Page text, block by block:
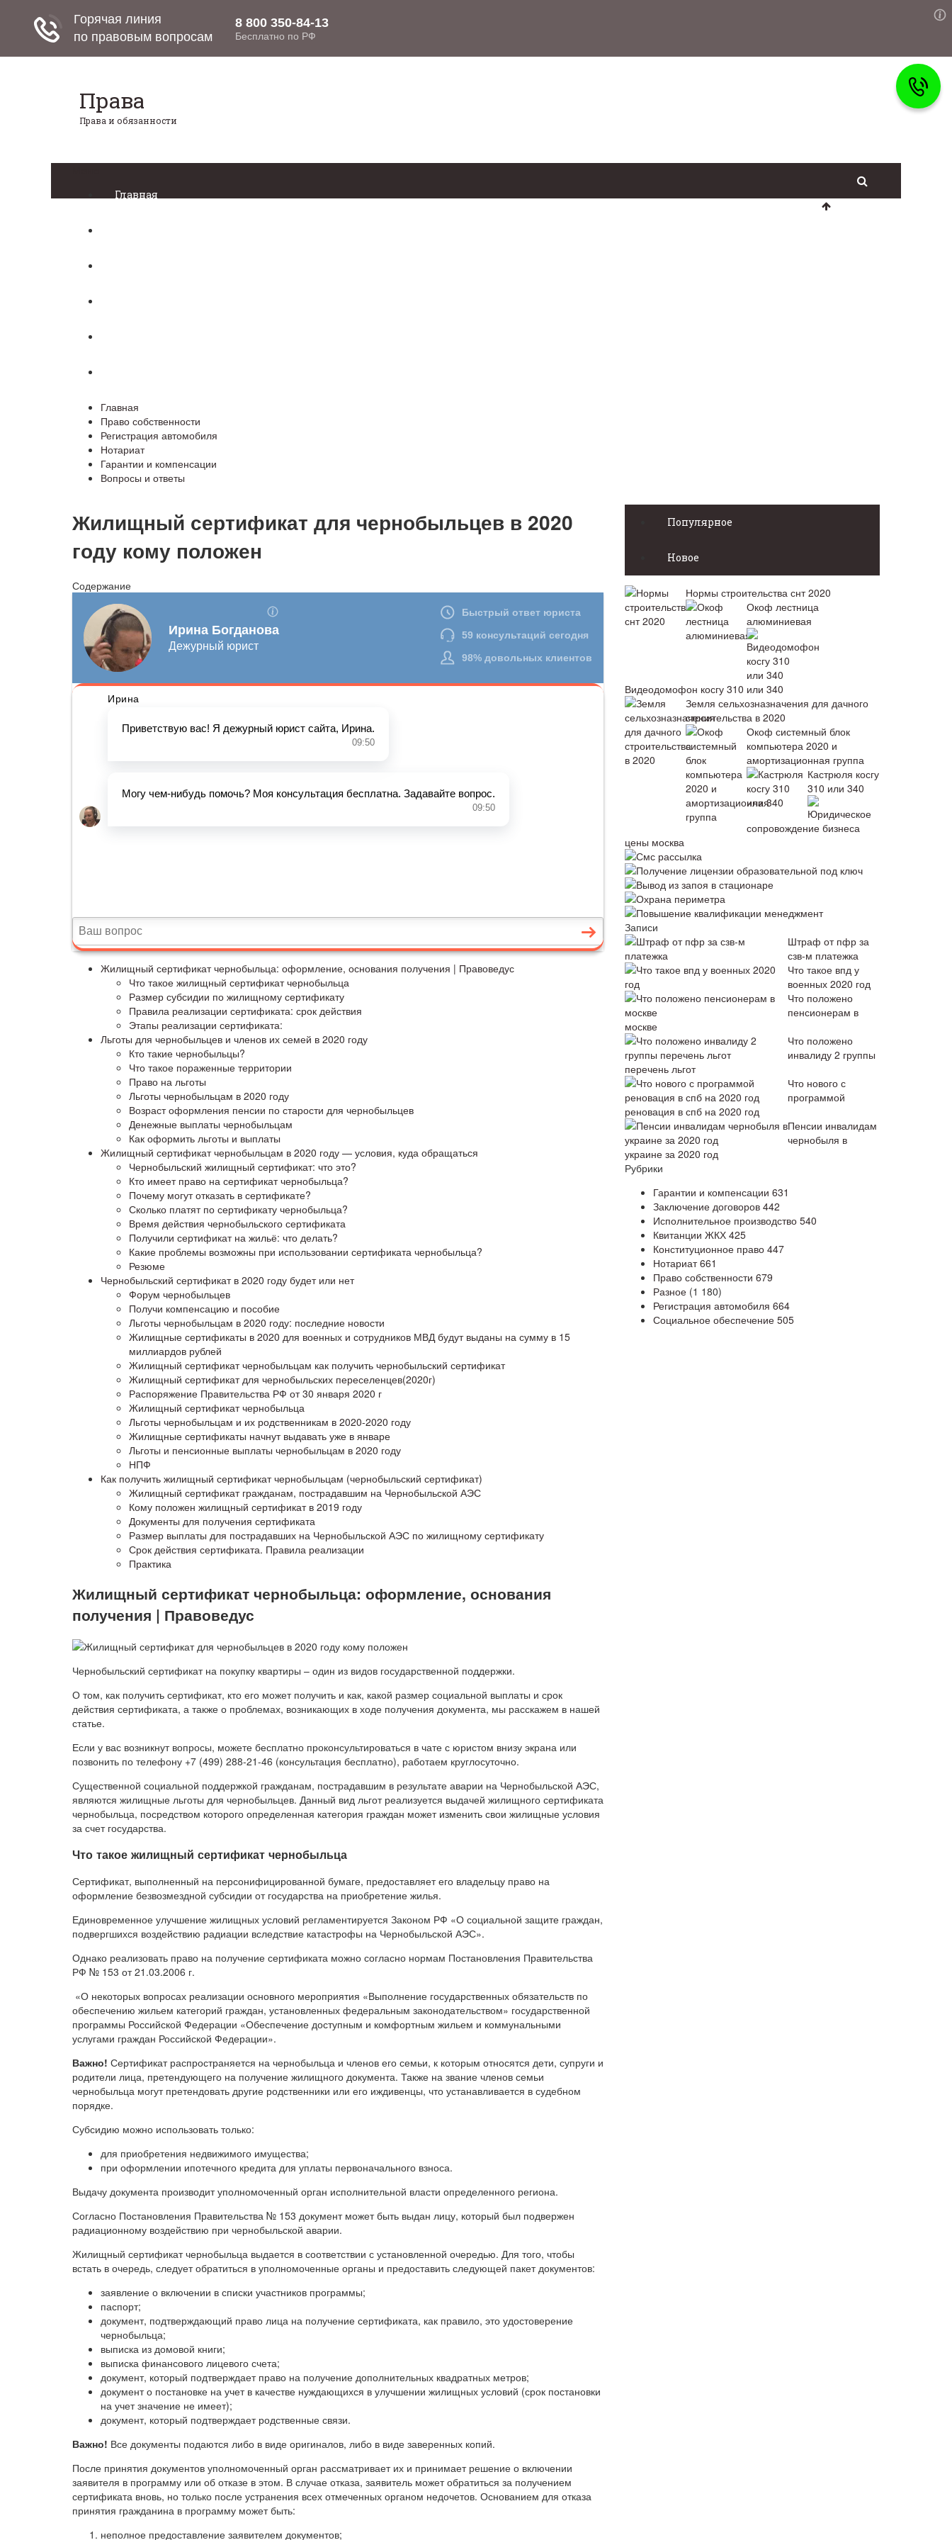
Права
Права и обязанности
Главная
Главная
Право собственности
Регистрация автомобиля
Нотариат
Гарантии и компенсации
Вопросы и ответы
Жилищный сертификат для чернобыльцев в 2020
году кому положен
Содержание
Жилищный сертификат чернобыльца: оформление, основания получения | Правоведус
Что такое жилищный сертификат чернобыльца
Размер субсидии по жилищному сертификату
Правила реализации сертификата: срок действия
Этапы реализации сертификата:
Льготы для чернобыльцев и членов их семей в 2020 году
Кто такие чернобыльцы?
Что такое пораженные территории
Право на льготы
Льготы чернобыльцам в 2020 году
Возраст оформления пенсии по старости для чернобыльцев
Денежные выплаты чернобыльцам
Как оформить льготы и выплаты
Жилищный сертификат чернобыльцам в 2020 году — условия, куда обращаться
Чернобыльский жилищный сертификат: что это?
Кто имеет право на сертификат чернобыльца?
Почему могут отказать в сертификате?
Сколько платят по сертификату чернобыльца?
Время действия чернобыльского сертификата
Получили сертификат на жильё: что делать?
Какие проблемы возможны при использовании сертификата чернобыльца?
Резюме
Чернобыльский сертификат в 2020 году будет или нет
Форум чернобыльцев
Получи компенсацию и пособие
Льготы чернобыльцам в 2020 году: последние новости
Жилищные сертификаты в 2020 для военных и сотрудников МВД будут выданы на сумму в 15
миллиардов рублей
Жилищный сертификат чернобыльцам как получить чернобыльский сертификат
Жилищный сертификат для чернобыльских переселенцев(2020г)
Распоряжение Правительства РФ от 30 января 2020 г
Жилищный сертификат чернобыльца
Льготы чернобыльцам и их родственникам в 2020-2020 году
Жилищные сертификаты начнут выдавать уже в январе
Льготы и пенсионные выплаты чернобыльцам в 2020 году
НПФ
Как получить жилищный сертификат чернобыльцам (чернобыльский сертификат)
Жилищный сертификат гражданам, пострадавшим на Чернобыльской АЭС
Кому положен жилищный сертификат в 2019 году
Документы для получения сертификата
Размер выплаты для пострадавших на Чернобыльской АЭС по жилищному сертификату
Срок действия сертификата. Правила реализации
Практика
Жилищный сертификат чернобыльца: оформление, основания
получения | Правоведус
Чернобыльский сертификат на покупку квартиры – один из видов государственной поддержки.
О том, как получить сертификат, кто его может получить и как, какой размер социальной выплаты и срок
действия сертификата, а также о проблемах, возникающих в ходе получения документа, мы расскажем в нашей
статье.
Если у вас возникнут вопросы, можете бесплатно проконсультироваться в чате с юристом внизу экрана или
позвонить по телефону +7 (499) 288-21-46 (консультация бесплатно), работаем круглосуточно.
Существенной социальной поддержкой гражданам, пострадавшим в результате аварии на Чернобыльской АЭС,
являются жилищные льготы для чернобыльцев. Данный вид льгот реализуется выдачей жилищного сертификата
чернобыльца, посредством которого определенная категория граждан может изменить свои жилищные условия
за счет государства.
Что такое жилищный сертификат чернобыльца
Сертификат, выполненный на персонифицированной бумаге, предоставляет его владельцу право на
оформление безвозмездной субсидии от государства на приобретение жилья.
Единовременное улучшение жилищных условий регламентируется Законом РФ «О социальной защите граждан,
подвергшихся воздействию радиации вследствие катастрофы на Чернобыльской АЭС».
Однако реализовать право на получение сертификата можно согласно нормам Постановления Правительства
РФ № 153 от 21.03.2006 г.
«О некоторых вопросах реализации основного мероприятия «Выполнение государственных обязательств по
обеспечению жильем категорий граждан, установленных федеральным законодательством» государственной
программы Российской Федерации «Обеспечение доступным и комфортным жильем и коммунальными
услугами граждан Российской Федерации».
Важно! Сертификат распространяется на чернобыльца и членов его семьи, к которым относятся дети, супруги и
родители лица, претендующего на получение жилищного документа. Также на звание членов семьи
чернобыльца могут претендовать другие родственники или его иждивенцы, что устанавливается в судебном
порядке.
Субсидию можно использовать только:
для приобретения недвижимого имущества;
при оформлении ипотечного кредита для уплаты первоначального взноса.
Выдачу документа производит уполномоченный орган исполнительной власти определенного региона.
Согласно Постановления Правительства № 153 документ может быть выдан лицу, который был подвержен
радиационному воздействию при чернобыльской аварии.
Жилищный сертификат чернобыльца выдается в соответствии с установленной очередью. Для того, чтобы
встать в очередь, следует обратиться в уполномоченные органы и предоставить следующей пакет документов:
заявление о включении в списки участников программы;
паспорт;
документ, подтверждающий право лица на получение сертификата, как правило, это удостоверение
чернобыльца;
выписка из домовой книги;
выписка финансового лицевого счета;
документ, который подтверждает право на получение дополнительных квадратных метров;
документ о постановке на учет в качестве нуждающихся в улучшении жилищных условий (срок постановки
на учет значение не имеет);
документ, который подтверждает родственные связи.
Важно! Все документы подаются либо в виде оригиналов, либо в виде заверенных копий.
После принятия документов уполномоченный орган рассматривает их и принимает решение о включении
заявителя в программу или об отказе в этом. В случае отказа, заявитель может обратиться за получением
сертификата вновь, но только после устранения всех отмеченных органом недочетов. Основанием для отказа
принятия гражданина в программу может быть:
неполное предоставление заявителем документов;
Популярное
Новое
Нормы строительства снт 2020
Окоф лестница
алюминиевая
Видеодомофон косгу 310 или 340
Земля сельхозназначения для дачного
строительства в 2020
Окоф системный блок
компьютера 2020 и
амортизационная группа
Кастрюля косгу
310 или 340
Юридическое
сопровождение бизнеса
цены москва
Смс рассылка
Получение лицензии образовательной под ключ
Вывод из запоя в стационаре
Охрана периметра
Повышение квалификации менеджмент
Записи
Штраф от пфр за
сзв-м платежка
Что такое впд у
военных 2020 год
Что положено
пенсионерам в
москве
Что положено
инвалиду 2 группы
перечень льгот
Что нового с
программой
реновация в спб на 2020 год
Пенсии инвалидам
чернобыля в
украине за 2020 год
Рубрики
Гарантии и компенсации 631
Заключение договоров 442
Исполнительное производство 540
Квитанции ЖКХ 425
Конституционное право 447
Нотариат661
Право собственности 679
Разное (1 180)
Регистрация автомобиля 664
Социальное обеспечение 505